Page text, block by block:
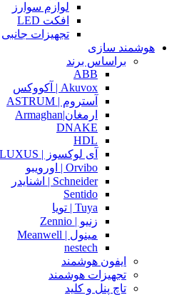
لوازم سوارز
افکت LED
تجهیزات جانبی
هوشمند سازی
براساس برند
ABB
Akuvox | آکووکس
آستروم | ASTRUM
ارمغان|Armaghan
DNAKE
HDL
آی لوکسوز | I LUXUS
Orvibo | اورویبو
Schneider | اشنایدر
Sentido
Tuya | تویا
زنیو | Zennio
مینول | Meanwell
nestech
ایفون هوشمند
تجهیزات هوشمند
تاچ پنل و کلید